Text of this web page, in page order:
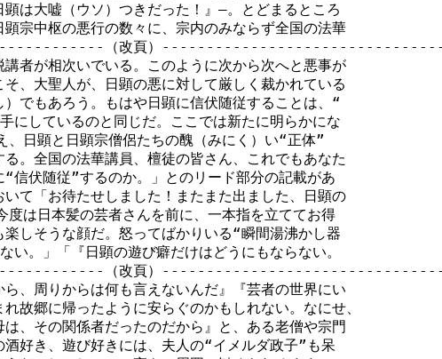
嘘（ウソ）つきだった！』―。とどまるところ
枢の悪行の数々に、宗内のみならず全国の法華
（改頁）--------------------------------
相次いでいる。このように次から次へと悪事が
聖人が、日顕の悪に対して厳しく裁かれている
あろう。もはや日顕に信伏随従することは、“
ているのと同じだ。ここでは新たに明らかにな
と日顕宗僧侶たちの醜（みにく）い“正体”
国の法華講員、檀徒の皆さん、これでもあなた
随従”するのか。」とのリード部分の記載があ
お待たせしました！またまた出ました、日顕の
本髪の芸者さんを前に、一本指を立ててお得
うな顔だ。怒ってばかりいる“瞬間湯沸かし器
」「『日顕の遊び癖だけはどうにもならない。
（改頁）--------------------------------
りからは何も言えないんだ』『芸者の世界にい
に帰ったように安らぐのかもしれない。なにせ、
の関係者だったのだから』と、ある老僧や宗門
、遊び好きには、夫人の“イメルダ政子”も呆